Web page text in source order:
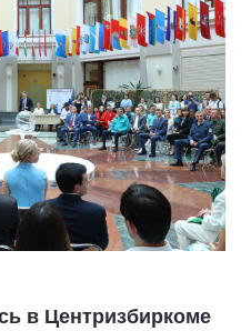
в Центризбиркоме